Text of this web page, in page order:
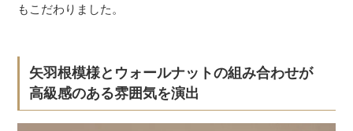
もこだわりました。
矢羽根模様とウォールナットの組み合わせが
高級感のある雰囲気を演出